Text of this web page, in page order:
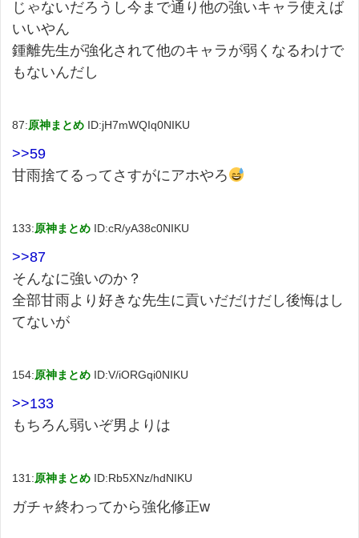
じゃないだろうし今まで通り他の強いキャラ使えば
いいやん
鍾離先生が強化されて他のキャラが弱くなるわけで
もないんだし
87:原神まとめ ID:jH7mWQIq0NIKU
>>59
甘雨捨てるってさすがにアホやろ
133:原神まとめ ID:cR/yA38c0NIKU
>>87
そんなに強いのか？
全部甘雨より好きな先生に貢いだだけだし後悔はし
てないが
154:原神まとめ ID:V/iORGqi0NIKU
>>133
もちろん弱いぞ男よりは
131:原神まとめ ID:Rb5XNz/hdNIKU
ガチャ終わってから強化修正w